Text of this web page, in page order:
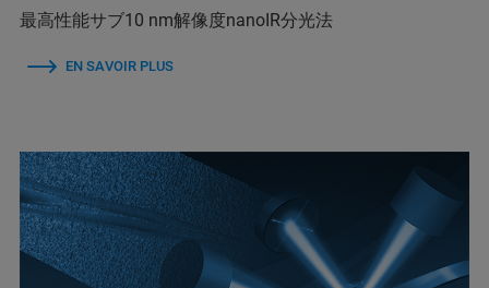
最高性能サブ10 nm解像度nanoIR分光法
EN SAVOIR PLUS